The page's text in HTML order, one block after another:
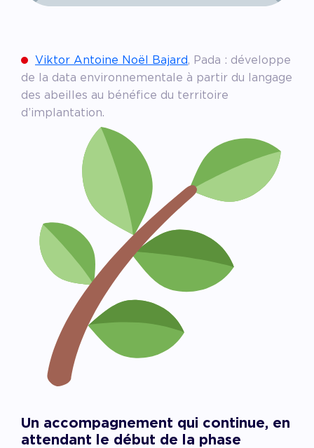
Viktor Antoine Noël Bajard, Pada : développe
de la data environnementale à partir du langage
des abeilles au bénéfice du territoire
d’implantation.
Un accompagnement qui continue, en
attendant le début de la phase